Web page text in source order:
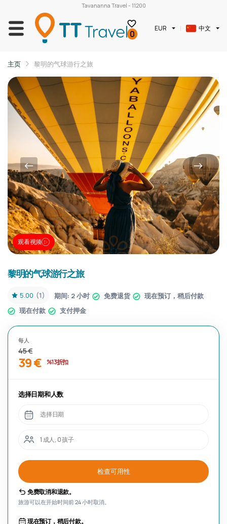
Tavananna Travel - 11200
0 EUR 中文
主页 黎明的气球游行之旅
观看视频
黎明的气球游行之旅
5.00 (1) 期间: 2 小时 免费退货
现在预订，稍后付款
现在付款
支付押金
每人
45 €
39 € %13 折扣
选择日期和人数
选择日期
1 成人, 0 孩子
检查可用性
免费取消和退款。
旅游可以在开始时间前 24 小时取消。
现在预订，稍后付款。